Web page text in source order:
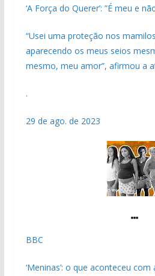
‘A Força do Querer’: ”É meu e
“Usei uma proteção nos
aparecendo os meus seios
mesmo, meu amor”, afirmou a
.
29 de ago. de 2023
BBC
‘Meninas’: o que aconteceu